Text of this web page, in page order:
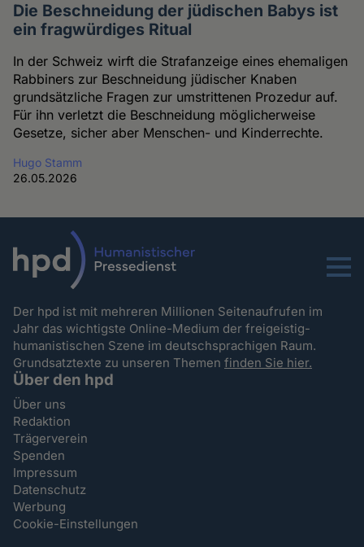
Die Beschneidung der jüdischen Babys ist
ein fragwürdiges Ritual
In der Schweiz wirft die Strafanzeige eines ehemaligen
Rabbiners zur Beschneidung jüdischer Knaben
grundsätzliche Fragen zur umstrittenen Prozedur auf.
Für ihn verletzt die Beschneidung möglicherweise
Gesetze, sicher aber Menschen- und Kinderrechte.
Hugo Stamm
26.05.2026
Menu
Der hpd ist mit mehreren Millionen Seitenaufrufen im
Jahr das wichtigste Online-Medium der freigeistig-
humanistischen Szene im deutschsprachigen Raum.
Grundsatztexte zu unseren Themenfinden Sie hier.
Über den hpd
Über uns
Redaktion
Trägerverein
Spenden
Impressum
Datenschutz
Werbung
Cookie-Einstellungen